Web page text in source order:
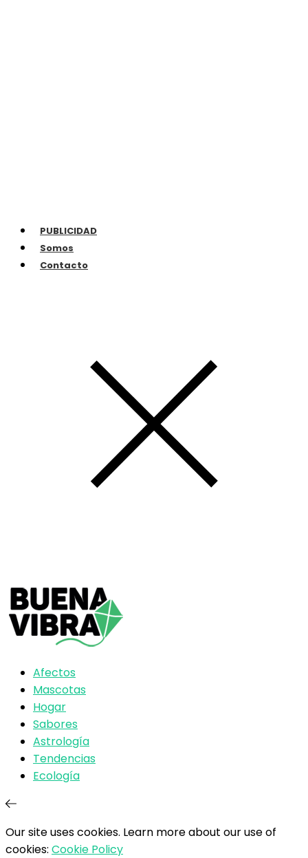
PUBLICIDAD
Somos
Contacto
Afectos
Mascotas
Hogar
Sabores
Astrología
Tendencias
Ecología
Our site uses cookies. Learn more about our use of
cookies: Cookie Policy